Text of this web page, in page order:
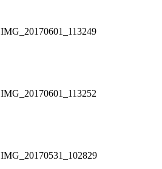
IMG_20170601_113249
IMG_20170601_113252
IMG_20170531_102829